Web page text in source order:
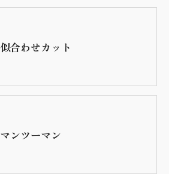
似合わせカット
マンツーマン